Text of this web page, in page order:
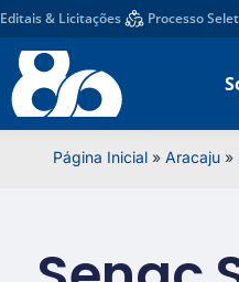
Editais & Licitações Processo
Página Inicial » Aracaju »